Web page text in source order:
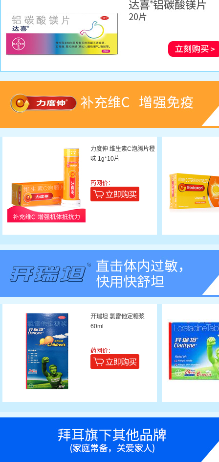
力度伸 维生素C泡腾片橙
味 1g*10片
药网价：
开瑞坦 氯雷他定糖浆
60ml
药网价：